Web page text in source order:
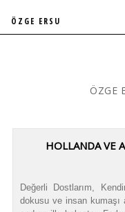
ÖZGE
HOLLANDA VE
Değerli Dostlarım,
dokusu ve insan kumaşı
ÖZGE ERSU